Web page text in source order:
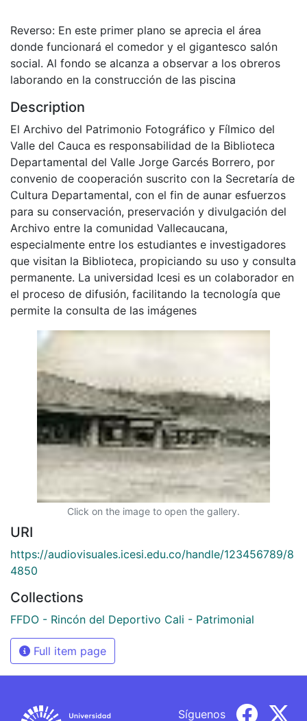
Reverso: En este primer plano se aprecia el área
donde funcionará el comedor y el gigantesco salón
social. Al fondo se alcanza a observar a los obreros
laborando en la construcción de las piscina
Description
El Archivo del Patrimonio Fotográfico y Fílmico del
Valle del Cauca es responsabilidad de la Biblioteca
Departamental del Valle Jorge Garcés Borrero, por
convenio de cooperación suscrito con la Secretaría de
Cultura Departamental, con el fin de aunar esfuerzos
para su conservación, preservación y divulgación del
Archivo entre la comunidad Vallecaucana,
especialmente entre los estudiantes e investigadores
que visitan la Biblioteca, propiciando su uso y consulta
permanente. La universidad Icesi es un colaborador en
el proceso de difusión, facilitando la tecnología que
permite la consulta de las imágenes
Click on the image to open the gallery.
URI
https://audiovisuales.icesi.edu.co/handle/123456789/8
4850
Collections
FFDO - Rincón del Deportivo Cali - Patrimonial
Full item page
Síguenos